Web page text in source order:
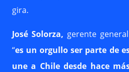
gira.
José Solorza, gerente
“es un orgullo ser parte de
une a Chile desde hace